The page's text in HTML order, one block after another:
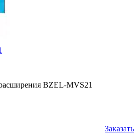
BZEL-MVS21
Заказать